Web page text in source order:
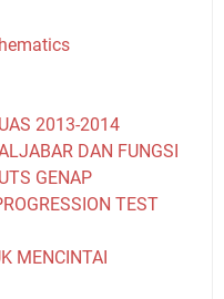
2013-2014
DAN FUNGSI
GENAP
TEST
MENCINTAI